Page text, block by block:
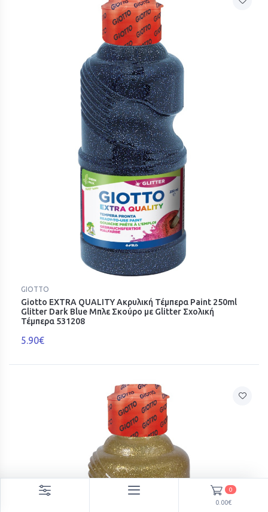
GIOTTO
Giotto EXTRA QUALITY Ακρυλική Τέμπερα Paint 250ml
Glitter Dark Blue Μπλε Σκούρο με Glitter Σχολική
Τέμπερα 531208
5.90€
0
0.00€